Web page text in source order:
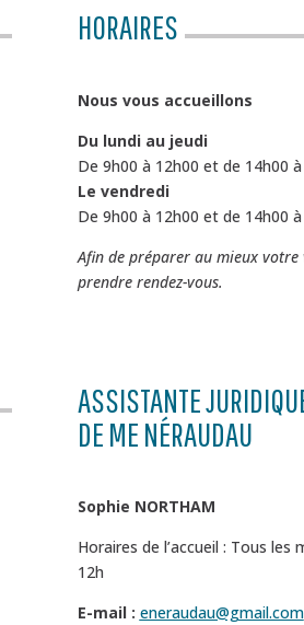
HORAIRES
Nous vous accueillons
Du lundi au jeudi
De 9h00 à 12h00 et de 14h00
Le vendredi
De 9h00 à 12h00 et de 14h00
Afin de préparer au mieux votre
prendre rendez-vous.
ASSISTANTE
DE ME NÉRAUDAU
Sophie NORTHAM
Horaires de l’accueil : Tous les
12h
E-mail : eneraudau@gmail.com